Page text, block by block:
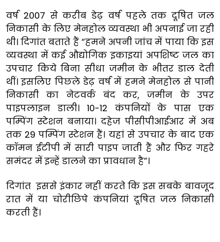
वर्ष 2007 से करीब डेढ़ वर्ष पहले तक दूषित जल
निकासी के लिए मेनहोल व्यवस्था भी अपनाई जा रही
थी। दिगांत बताते हैं “हमने अपनी जांच में पाया कि इस
व्यवस्था में कई औद्योगिक इकाइयां अपशिष्ट जल का
उपचार किये बिना सीधा जमीन के भीतर डाल देती
थीं। इसलिए पिछले डेढ़ वर्ष में हमने मेनहोल से पानी
निकासी का नेटवर्क बंद कर, जमीन के उपर
पाइपलाइन डाली। 10-12 कंपनियों के पास एक
पम्पिंग स्टेशन बनाया। दहेज पीसीपीआईआर में अब
तक 29 पम्पिंग स्टेशन हैं। यहां से उपचार के बाद एक
कॉमन ईटीपी में सारी पाइप जाती हैं और फिर गहरे
समंदर में इन्हें डालने का प्रावधान है”।
दिगांत इससे इंकार नहीं करते कि इस सबके बावजूद
रात में या चोरीछिपे कंपनियां दूषित जल निकासी
करती हैं।